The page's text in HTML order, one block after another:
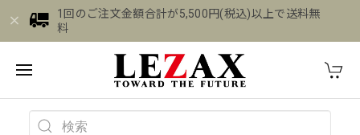
1回のご注文金額合計が5,500円(税込)以上で送料無
料